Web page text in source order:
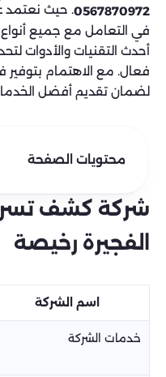
0567870972. حيث نعتمد
في التعامل مع جميع أنواع
أحدث التقنيات والأدوات
فعال. مع الاهتمام
لضمان تقديم أفضل
محتويات الصفحة
شركة كشف
الفجيرة رخيصة
اسم الشركة
خدمات الشركة